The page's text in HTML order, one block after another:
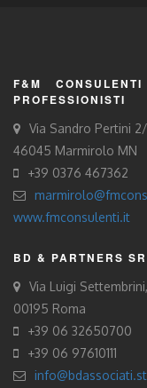
F&M
PROFESSIONISTI
Via Sandro Pertini
46045 Marmirolo MN
+39 0376 467362
www.fmconsulenti.it
BD & PARTNERS
Via Luigi
00195 Roma
+39 06 32650700
+39 06 97610111